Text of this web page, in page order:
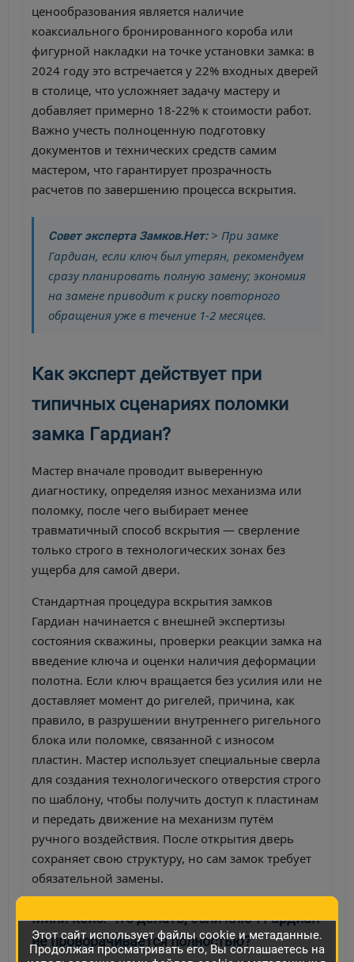
Этот сайт использует файлы cookie и метаданные.
Продолжая просматривать его, Вы соглашаетесь на
ценообразования является наличие
коаксиального бронированного короба или
фигурной накладки на точке установки замка: в
2024 году это встречается у 22% входных дверей
в столице, что усложняет задачу мастеру и
добавляет примерно 18-22% к стоимости работ.
Важно учесть полноценную подготовку
документов и технических средств самим
мастером, что гарантирует прозрачность
расчетов по завершению процесса вскрытия.
Совет эксперта Замков.Нет:> При замке
Гардиан, если ключ был утерян, рекомендуем
сразу планировать полную замену; экономия
на замене приводит к риску повторного
обращения уже в течение 1-2 месяцев.
Как эксперт действует при
типичных сценариях поломки
замка Гардиан?
Мастер вначале проводит выверенную
диагностику, определяя износ механизма или
поломку, после чего выбирает менее
травматичный способ вскрытия — сверление
только строго в технологических зонах без
ущерба для самой двери.
Стандартная процедура вскрытия замков
Гардиан начинается с внешней экспертизы
состояния скважины, проверки реакции замка на
введение ключа и оценки наличия деформации
полотна. Если ключ вращается без усилия или не
доставляет момент до ригелей, причина, как
правило, в разрушении внутреннего ригельного
блока или поломке, связанной с износом
пластин. Мастер использует специальные сверла
для создания технологического отверстия строго
по шаблону, чтобы получить доступ к пластинам
и передать движение на механизм путём
ручного воздействия. После открытия дверь
сохраняет свою структуру, но сам замок требует
обязательной замены.
Мини-кейс: Что делать, если ключ Гардиан
не проворачивается полностью?